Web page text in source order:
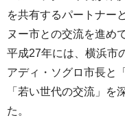
を共有するパートナー
ヌー市との交流を進め
平成27年には、横浜市
アディ・ソグロ市長と
「若い世代の交流」を
た。